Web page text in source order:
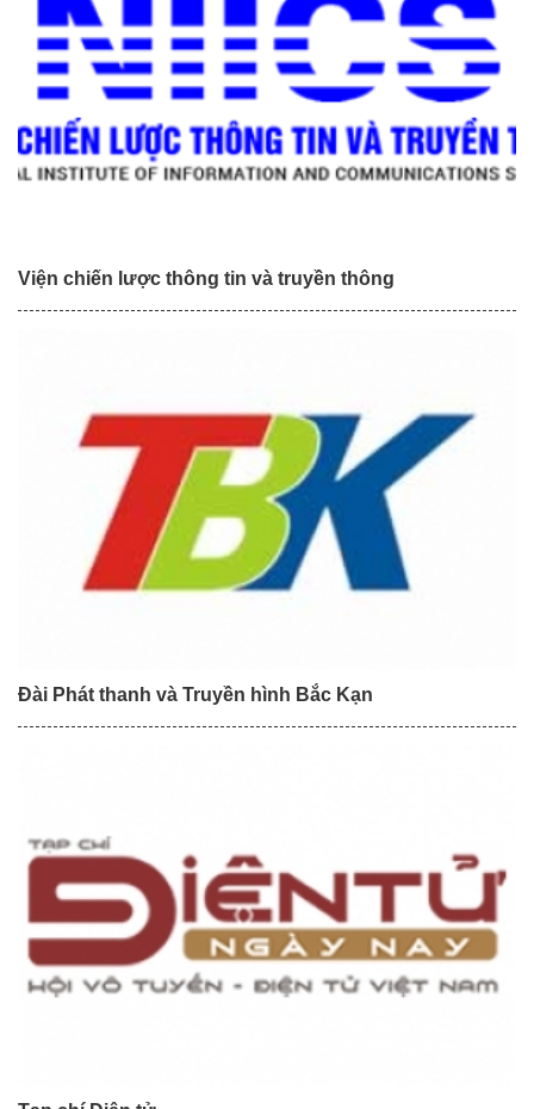
Viện chiến lược thông tin và truyền thông
Đài Phát thanh và Truyền hình Bắc Kạn